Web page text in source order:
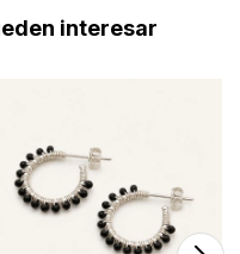
interesar